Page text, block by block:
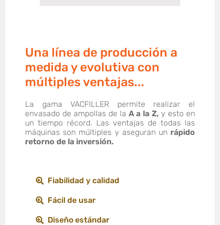
Una línea de producción a
medida y evolutiva con
múltiples ventajas...
La gama VACFILLER permite realizar el
envasado de ampollas de la A a la Z, y esto en
un tiempo récord. Las ventajas de todas las
máquinas son múltiples y aseguran un rápido
retorno de la inversión.
Fiabilidad y calidad
Fácil de usar
Diseño estándar